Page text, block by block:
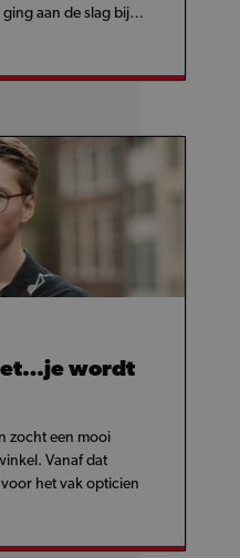
ging aan de slag bij…
wordt
zocht een mooi
Vanaf dat
het vak opticien